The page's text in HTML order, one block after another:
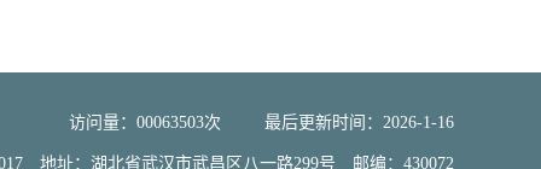
访问量： 00063503次 最后更新时间： 2026-1-16
地址：湖北省武汉市武昌区八一路299号 邮编：430072